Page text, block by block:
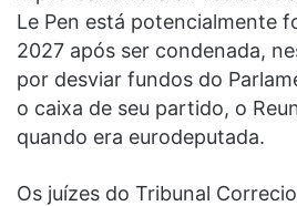
Le Pen está potencialmente
2027 após ser condenada,
por desviar fundos do
o caixa de seu partido, o
quando era eurodeputada.
Os juízes do Tribunal